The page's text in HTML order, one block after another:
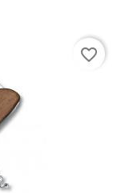
favorite_border